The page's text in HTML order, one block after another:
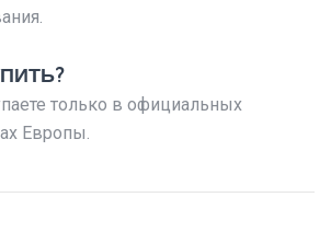
только в официальных
Европы.